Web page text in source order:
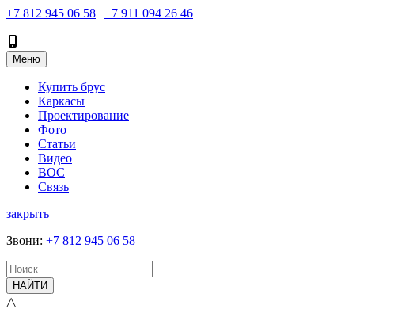
+7 812 945 06 58 | +7 911 094 26 46
Меню
Купить брус
Каркасы
Проектирование
Фото
Статьи
Видео
ВОС
Связь
закрыть
Звони: +7 812 945 06 58
НАЙТИ
△